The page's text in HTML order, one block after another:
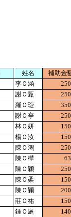
姓名
補助金
李Ｏ涵
謝Ｏ甄
羅Ｏ琁
謝Ｏ亭
林Ｏ妍
楊Ｏ汝
陳Ｏ鴻
陳Ｏ樺
陳Ｏ穎
陳Ｏ柔
陳Ｏ穎
莊Ｏ祐
鍾Ｏ庭